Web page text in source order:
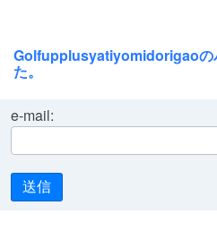
Golfupplusyatiyomidorigaoの
た。
e-mail:
送信